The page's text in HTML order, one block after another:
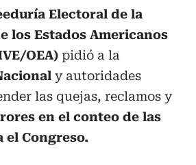
Electoral de la
los Estados Americanos
OEA) pidió a la
y autoridades
las quejas, reclamos y
en el conteo de las
el Congreso.